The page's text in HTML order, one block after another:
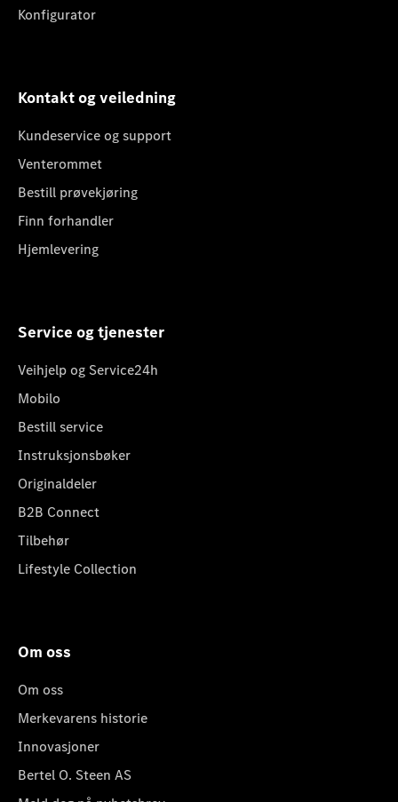
Konfigurator
Kontakt og veiledning
Kundeservice og support
Venterommet
Bestill prøvekjøring
Finn forhandler
Hjemlevering
Service og tjenester
Veihjelp og Service24h
Mobilo
Bestill service
Instruksjonsbøker
Originaldeler
B2B Connect
Tilbehør
Lifestyle Collection
Om oss
Om oss
Merkevarens historie
Innovasjoner
Bertel O. Steen AS